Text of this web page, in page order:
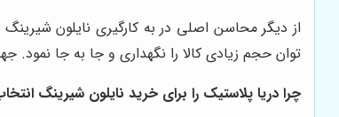
از دیگر محاسن اصلی در به کارگیری نایلون
توان حجم زیادی کالا را نگهداری و جا به جا
چرا دریا پلاستیک را برای خرید نایلون شیرینگ